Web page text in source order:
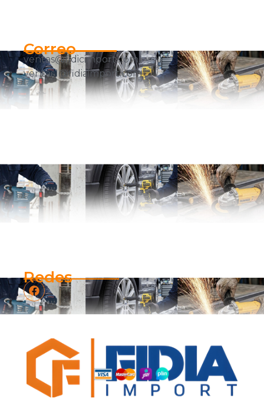
Correo
ventas@fidicimport.com
ventas1@fidiaimport.com
Redes